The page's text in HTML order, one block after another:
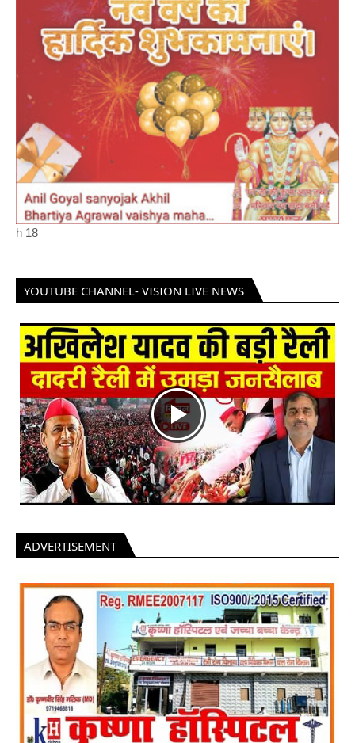
h 18
YOUTUBE CHANNEL- VISION LIVE NEWS
ADVERTISEMENT